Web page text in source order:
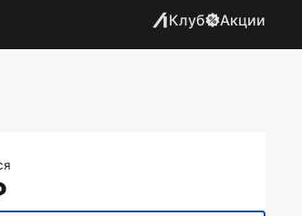
Клуб Акции